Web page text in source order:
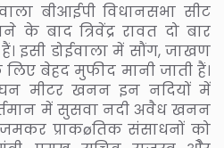
बीआईपी विधानसभा सीट
के बाद त्रिवेंद्र रावत दो बार
इसी डोईवाला में सौंग, जाखण
बेहद मुफीद मानी जाती हैं।
घन मीटर खनन इन नदियों में
में सुसवा नदी अवैध खनन
प्राकøतिक संसाधनों को